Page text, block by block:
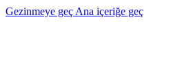
Gezinmeye geç Ana içeriğe geç